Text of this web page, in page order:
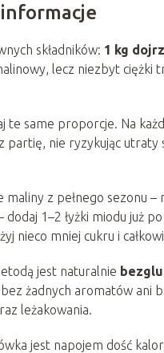
składników: 1 kg
lecz niezbyt
te same proporcje. Na
partię, nie ryzykując utraty
z pełnego sezonu
dodaj 1–2 łyżki miodu już
nieco mniej cukru i
jest naturalnie
żadnych aromatów ani
leżakowania.
jest napojem dość